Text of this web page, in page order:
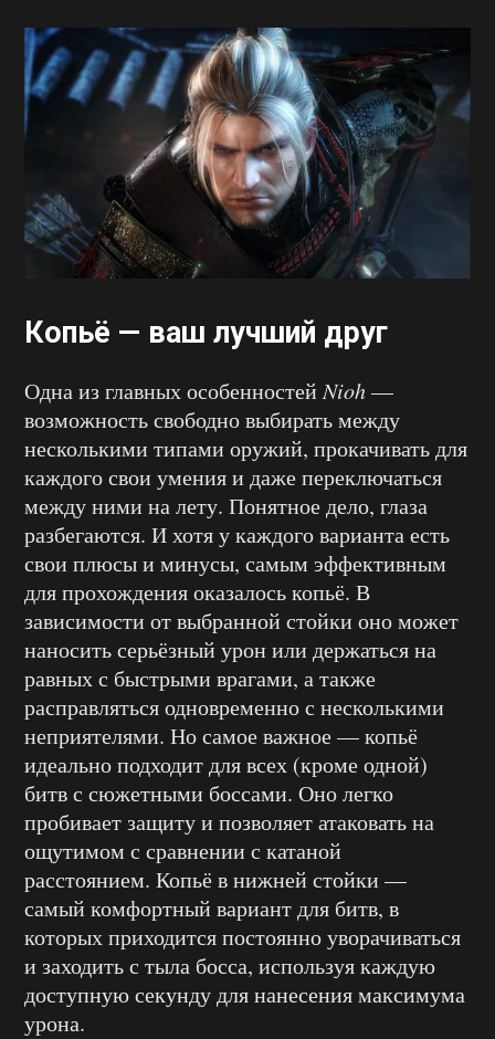
Копьё — ваш лучший друг
Одна из главных особенностей Nioh—
возможность свободно выбирать между
несколькими типами оружий, прокачивать для
каждого свои умения и даже переключаться
между ними на лету. Понятное дело, глаза
разбегаются. И хотя у каждого варианта есть
свои плюсы и минусы, самым эффективным
для прохождения оказалось копьё. В
зависимости от выбранной стойки оно может
наносить серьёзный урон или держаться на
равных с быстрыми врагами, а также
расправляться одновременно с несколькими
неприятелями. Но самое важное — копьё
идеально подходит для всех (кроме одной)
битв с сюжетными боссами. Оно легко
пробивает защиту и позволяет атаковать на
ощутимом с сравнении с катаной
расстоянием. Копьё в нижней стойки —
самый комфортный вариант для битв, в
которых приходится постоянно уворачиваться
и заходить с тыла босса, используя каждую
доступную секунду для нанесения максимума
урона.